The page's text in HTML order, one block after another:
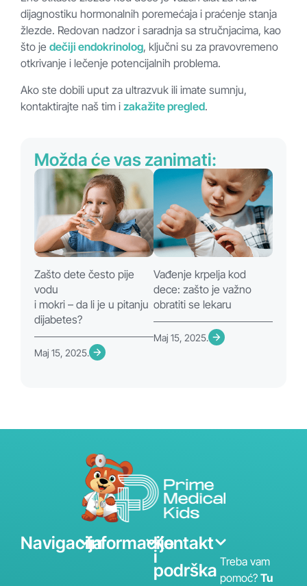
dijagnostiku hormonalnih poremećaja i praćenje stanja
žlezde. Redovan nadzor i saradnja sa stručnjacima, kao
što je dečiji endokrinolog, ključni su za pravovremeno
otkrivanje i lečenje potencijalnih problema.
Ako ste dobili uput za ultrazvuk ili imate sumnju,
kontaktirajte naš tim i zakažite pregled.
Možda će vas zanimati:
Zašto dete često pije
vodu
i mokri – da li je u pitanju
dijabetes?
Maj 15, 2025.
Vađenje krpelja kod
dece: zašto je važno
obratiti se lekaru
Maj 15, 2025.
NavigacijaInformacijeKontakt
i
podrška Treba vam
pomoć? Tu